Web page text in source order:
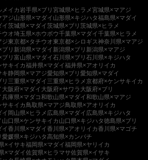
メイカ 岩手県×ブリ 宮城県×ヒラメ宮城県×マアジ
アジ山形県×マダイ 山形県×キジハタ福島県×マダイ
イ茨城県×マダイ茨城県×ブリ 茨城県×ヒラメ
ウオ埼玉県×ホウボウ千葉県×マダイ千葉県×ヒラメ
ジ東京都×タチウオ東京都×シロギス神奈川県×マアジ
リ 新潟県×マダイ 新潟県×ブリ 新潟県×マアジ
リ 富山県×マダイ石川県×ブリ 石川県×キジハタ
キイカ福井県×マダイ福井県×アオリイカ
キ静岡県×マアジ愛知県×ブリ 愛知県×マダイ
三重県×マダイ 三重県×ヒラメ京都府×ケンサキイカ
大阪府×マダイ 大阪府×サワラ 大阪府×ブリ
兵庫県×マダコ和歌山県×マダイ和歌山県×マアジ
サキイカ 鳥取県×マアジ鳥取県×アオリイカ
イ 岡山県×ヒラメ 広島県×マダイ 広島県×キジハタ
山口県×ケンサキイカ 山口県×キジハタ徳島県×ブリ
イ香川県×マダイ香川県×アオリイカ香川県×マゴチ
愛媛県×キジハタ高知県×カンパチ
×イサキ福岡県×マダイ福岡県×ヤリイカ
×マダイ佐賀県×ヒラマサ佐賀県×イサキ